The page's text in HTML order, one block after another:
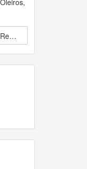
Cómo llegar a Leonardo Maceira (Os Regos, Oleiros, A Coruña, Galicia)